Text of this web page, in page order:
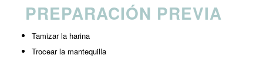
PREPARACIÓN PREVIA
Tamizar la harina
Trocear la mantequilla